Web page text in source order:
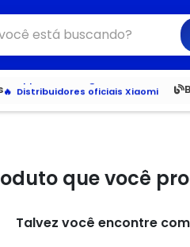
Distribuidores oficiais Xiaomi
que você
Talvez você encontre